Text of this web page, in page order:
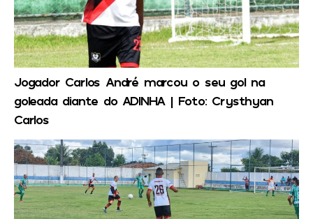
Jogador Carlos André marcou o seu gol na
goleada diante do ADINHA | Foto: Crysthyan
Carlos